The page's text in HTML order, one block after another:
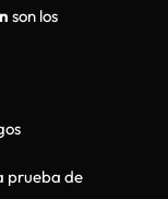
son los
prueba de